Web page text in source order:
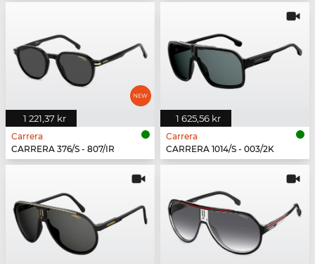
1 221,37 kr
Carrera
CARRERA 376/S - 807/IR
1 625,56 kr
Carrera
CARRERA 1014/S - 003/2K